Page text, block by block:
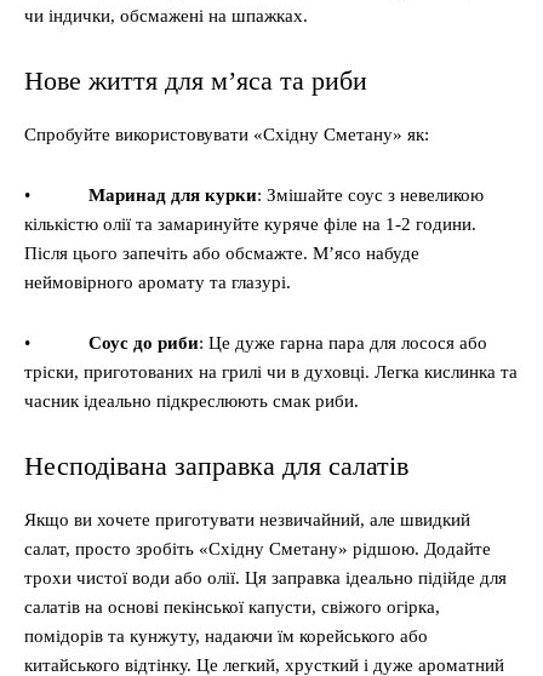
чи індички, обсмажені на шпажках.
Нове життя для м’яса та риби
Спробуйте використовувати «Східну Сметану» як:
• Маринад для курки: Змішайте соус з невеликою
кількістю олії та замаринуйте куряче філе на 1-2 години.
Після цього запечіть або обсмажте. М’ясо набуде
неймовірного аромату та глазурі.
• Соус до риби: Це дуже гарна пара для лосося або
тріски, приготованих на грилі чи в духовці. Легка кислинка та
часник ідеально підкреслюють смак риби.
Несподівана заправка для салатів
Якщо ви хочете приготувати незвичайний, але швидкий
салат, просто зробіть «Східну Сметану» рідшою. Додайте
трохи чистої води або олії. Ця заправка ідеально підійде для
салатів на основі пекінської капусти, свіжого огірка,
помідорів та кунжуту, надаючи їм корейського або
китайського відтінку. Це легкий, хрусткий і дуже ароматний